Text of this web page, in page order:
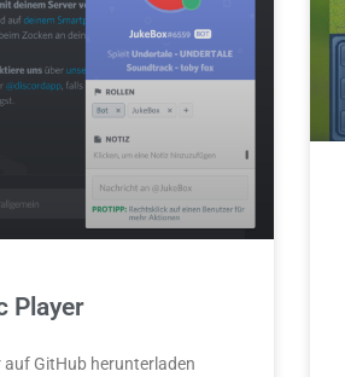
Player
auf GitHub herunterladen